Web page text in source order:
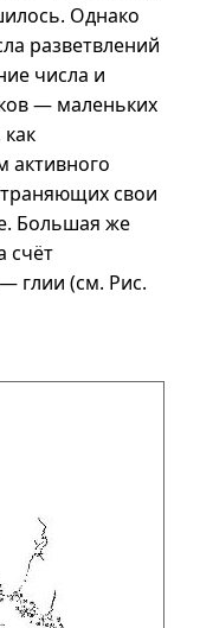
Однако
разветвлений
числа и
— маленьких
активного
свои
Большая же
счёт
глии (см. Pис.